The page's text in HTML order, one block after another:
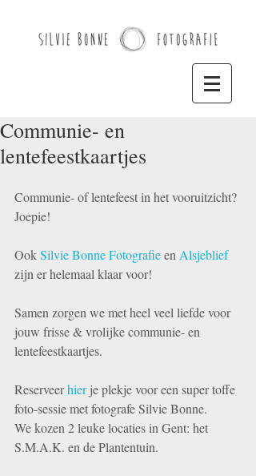
Communie- en
lentefeestkaartjes
Communie- of lentefeest in het vooruitzicht?
Joepie!
Ook Silvie Bonne Fotografie en Alsjeblief
zijn er helemaal klaar voor!
Samen zorgen we met heel veel liefde voor
jouw frisse & vrolijke communie- en
lentefeestkaartjes.
Reserveer hier je plekje voor een super toffe
foto-sessie met fotografe Silvie Bonne.
We kozen 2 leuke locaties in Gent: het
S.M.A.K. en de Plantentuin.